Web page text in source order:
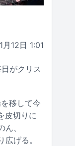
月12日 1:01
がクリス
移して今
皮切りに
、
げる。